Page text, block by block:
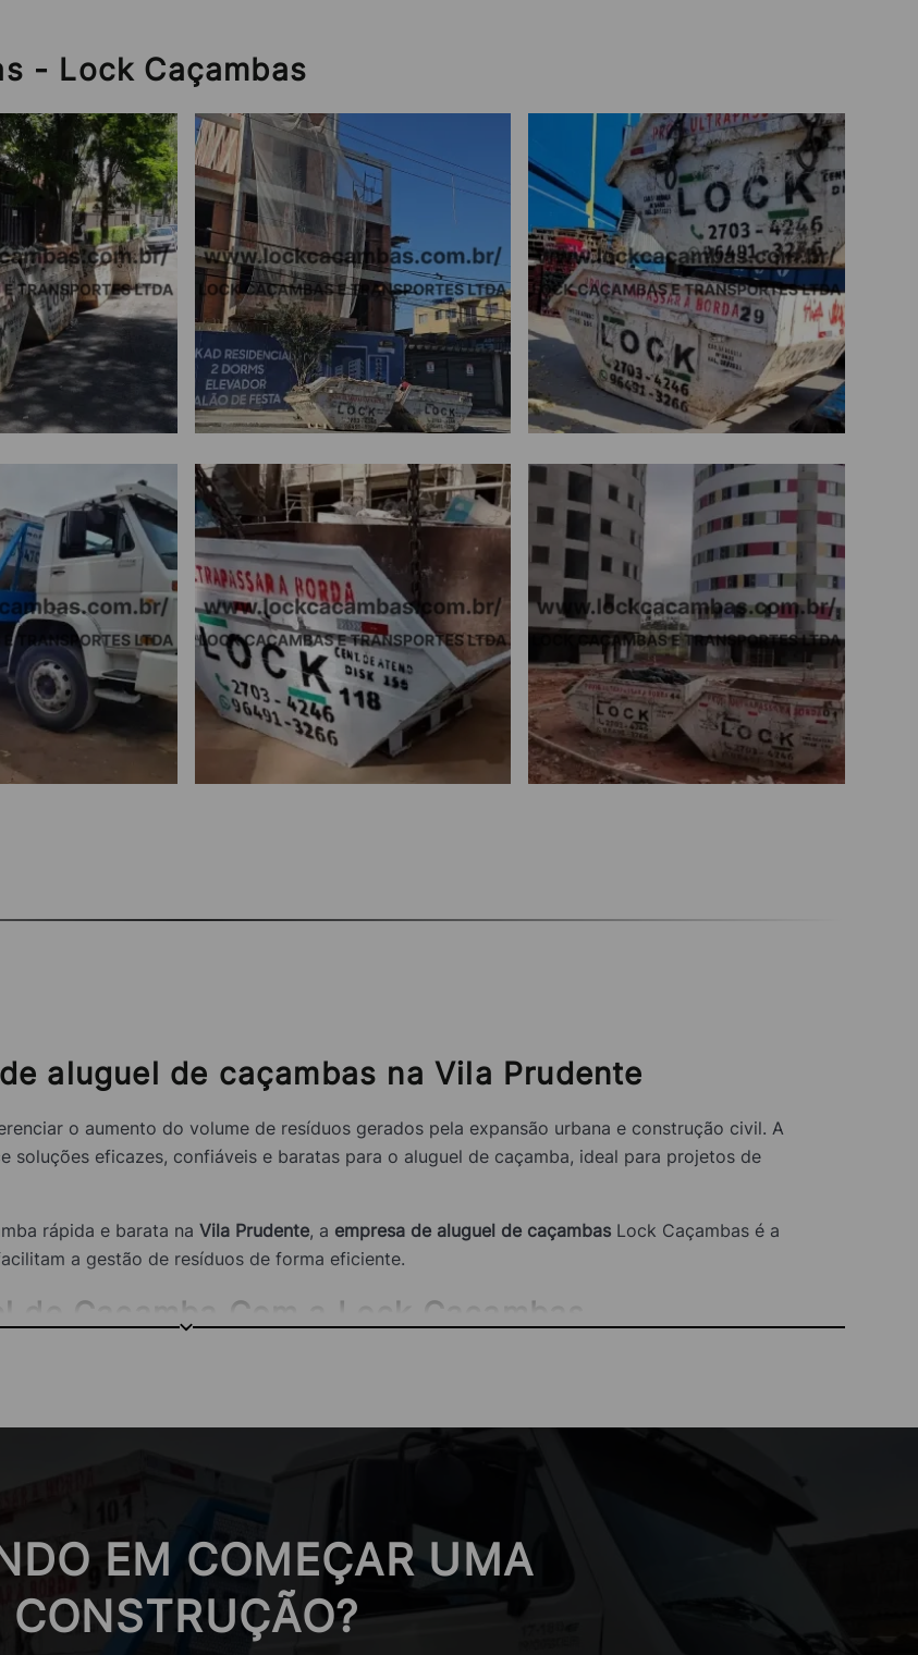
- Lock Caçambas
aluguel de caçambas na Vila Prudente
o aumento do volume de resíduos gerados pela expansão urbana e construção civil. A
soluções eficazes, confiáveis e baratas para o aluguel de caçamba, ideal para projetos de
rápida e barata naVila Prudente, a empresa de aluguel de caçambas Lock Caçambas é a
a gestão de resíduos de forma eficiente.
Caçamba Com a Lock Caçambas
Lock Caçambas adapta seus serviços para cada cliente na
A equipe está sempre pronta para fornecer soluções personalizadas que atendam às
flexíveis de entrega e retirada, e suporte técnico especializado para garantir que todo o
EM COMEÇAR UMA
CONSTRUÇÃO?